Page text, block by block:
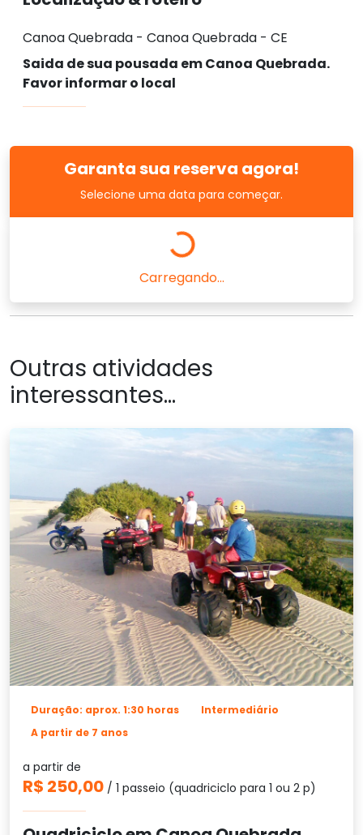
Canoa Quebrada - Canoa Quebrada - CE
Saida de sua pousada em Canoa Quebrada.
Favor informar o local
Garanta sua reserva agora!
Selecione uma data para começar.
Carregando...
Outras atividades
interessantes...
Duração: aprox. 1:30 horas
Intermediário
A partir de 7 anos
a partir de
R$ 250,00 / 1 passeio (quadriciclo para 1 ou 2 p)